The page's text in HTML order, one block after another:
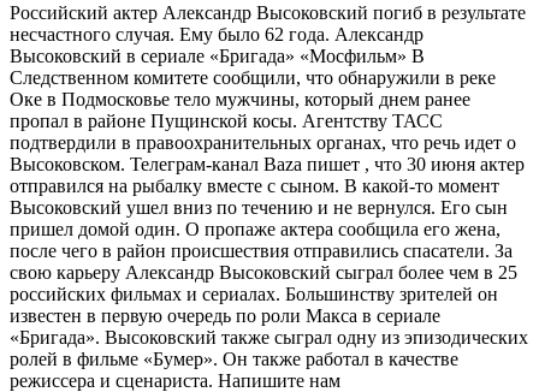
Российский актер Александр Высоковский погиб в результате
несчастного случая. Ему было 62 года. Александр
Высоковский в сериале «Бригада» «Мосфильм» В
Следственном комитете сообщили, что обнаружили в реке
Оке в Подмосковье тело мужчины, который днем ранее
пропал в районе Пущинской косы. Агентству ТАСС
подтвердили в правоохранительных органах, что речь идет о
Высоковском. Телеграм-канал Baza пишет , что 30 июня актер
отправился на рыбалку вместе с сыном. В какой-то момент
Высоковский ушел вниз по течению и не вернулся. Его сын
пришел домой один. О пропаже актера сообщила его жена,
после чего в район происшествия отправились спасатели. За
свою карьеру Александр Высоковский сыграл более чем в 25
российских фильмах и сериалах. Большинству зрителей он
известен в первую очередь по роли Макса в сериале
«Бригада». Высоковский также сыграл одну из эпизодических
ролей в фильме «Бумер». Он также работал в качестве
режиссера и сценариста. Напишите нам